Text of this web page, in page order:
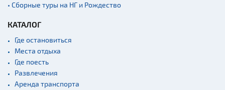
Памятники известным
Монастыри
Костелы
• Сборные туры на НГ и Рождество
КАТАЛОГ
Где остановиться
Места отдыха
Где поесть
Развлечения
Аренда транспорта